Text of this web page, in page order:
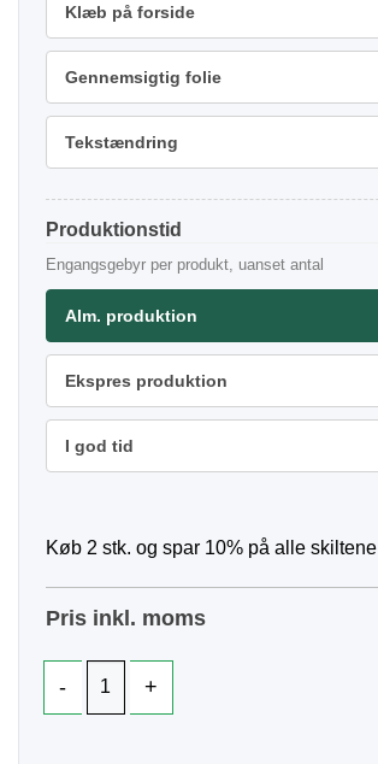
Klæb på forside
Gennemsigtig folie
Tekstændring
Produktionstid
Engangsgebyr per produkt, uanset antal
Alm. produktion
Ekspres produktion
I god tid
Køb 2 stk. og spar 10% på alle skiltene
Pris inkl. moms